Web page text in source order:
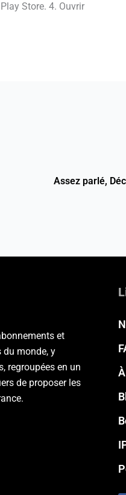
Store. 4. Ouvrir
Assez parlé,
et
du monde, y
regroupées en un
de proposer les